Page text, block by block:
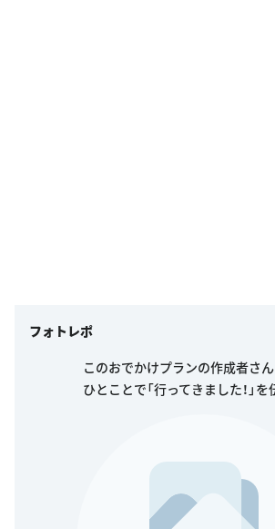
フォトレポ
このおでかけプランの作成者さ
ひとことで「行ってきました！」を